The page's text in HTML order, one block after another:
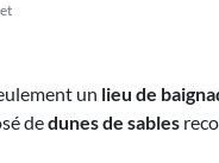
un lieu de
dedunes de sables